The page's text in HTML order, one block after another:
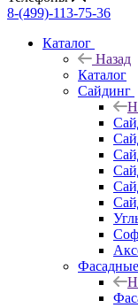
8-(499)-113-75-36
Каталог
Назад
Каталог
Сайдинг